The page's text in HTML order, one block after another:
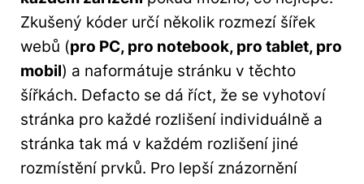
Zkušený kóder určí několik rozmezí šířek
webů (pro PC, pro notebook, pro tablet, pro
mobil) a naformátuje stránku v těchto
šířkách. Defacto se dá říct, že se vyhotoví
stránka pro každé rozlišení individuálně a
stránka tak má v každém rozlišení jiné
rozmístění prvků. Pro lepší znázornění